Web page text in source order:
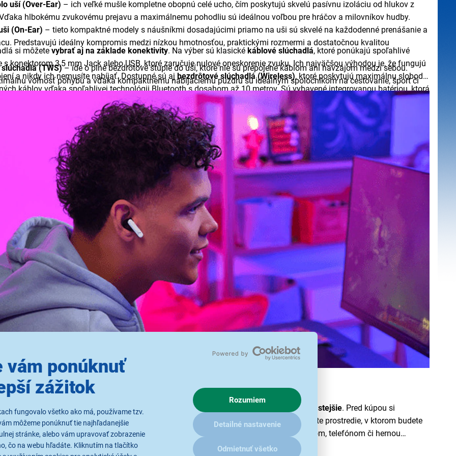
vám ponúknuť
zážitok
fungovalo všetko ako má, používame tzv.
môžeme ponúknuť tie najhľadanejšie
stránke, alebo vám upravovať zobrazenie
čo na webu hľadáte. Kliknutím na tlačítko
Rozumiem
Detailné nastavenie
Odmietnuť všetko
uší (Over-Ear) – ich veľké mušle kompletne obopnú celé ucho, čím poskytujú skvelú pasívnu izoláciu od hlukov z
hlbokému zvukovému prejavu a maximálnemu pohodliu sú ideálnou voľbou pre hráčov a milovníkov hudby.
(On-Ear) – tieto kompaktné modely s náušníkmi dosadajúcimi priamo na uši sú skvelé na každodenné prenášanie a
Predstavujú ideálny kompromis medzi nízkou hmotnosťou, praktickými rozmermi a dostatočnou kvalitou
(TWS)– ide o plne bezdrôtové štuple do uší, ktoré nie sú prepojené káblom ani navzájom medzi sebou.
voľnosť pohybu a vďaka kompaktnému nabíjaciemu puzdru sú ideálnym spoločníkom na cestovanie, šport či
si môžete vybrať aj na základe konektivity. Na výber sú klasické káblové slúchadlá, ktoré ponúkajú spoľahlivé
s konektorom 3,5 mm Jack alebo USB, ktoré zaručuje nulové oneskorenie zvuku. Ich najväčšou výhodou je, že fungujú
a nikdy ich nemusíte nabíjať. Dostupné sú aj bezdrôtové slúchadlá (Wireless), ktoré poskytujú maximálnu slobodu
káblov vďaka spoľahlivej technológii Bluetooth s dosahom až 10 metrov. Sú vybavené integrovanou batériou, ktorá
dodá dostatok energie aj na viac než 40 hodín používania.
najlepšie Trust slúchadlá
slúchadiel závisí predovšetkým od toho, akým činnostiam sa plánujete venovať najčastejšie. Pred kúpou si
slobodu pohybu alebo stabilné káblové pripojenie
bez oneskorenia. Taktiež zvážte prostredie, v ktorom budete
aby vás nerušili okolité zvuky. Dôležitým faktorom je aj kompatibilita s vaším počítačom, telefónom či hernou